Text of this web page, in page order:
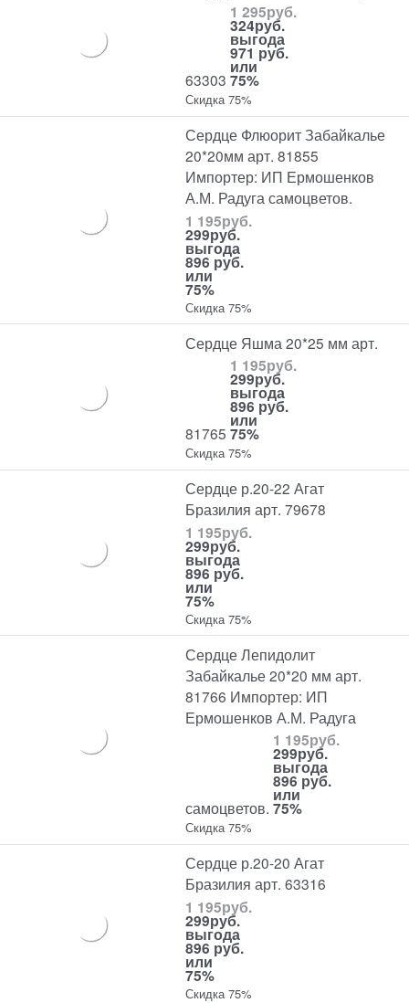
63303
1 295руб.
324руб.
выгода
971 руб.
или
75%
Скидка 75%
Сердце Флюорит Забайкалье
20*20мм арт. 81855
Импортер: ИП Ермошенков
А.М. Радуга самоцветов.
1 195руб.
299руб.
выгода
896 руб.
или
75%
Скидка 75%
Сердце Яшма 20*25 мм арт.
81765
1 195руб.
299руб.
выгода
896 руб.
или
75%
Скидка 75%
Сердце р.20-22 Агат
Бразилия арт. 79678
1 195руб.
299руб.
выгода
896 руб.
или
75%
Скидка 75%
Сердце Лепидолит
Забайкалье 20*20 мм арт.
81766 Импортер: ИП
Ермошенков А.М. Радуга
самоцветов.
1 195руб.
299руб.
выгода
896 руб.
или
75%
Скидка 75%
Сердце р.20-20 Агат
Бразилия арт. 63316
1 195руб.
299руб.
выгода
896 руб.
или
75%
Скидка 75%